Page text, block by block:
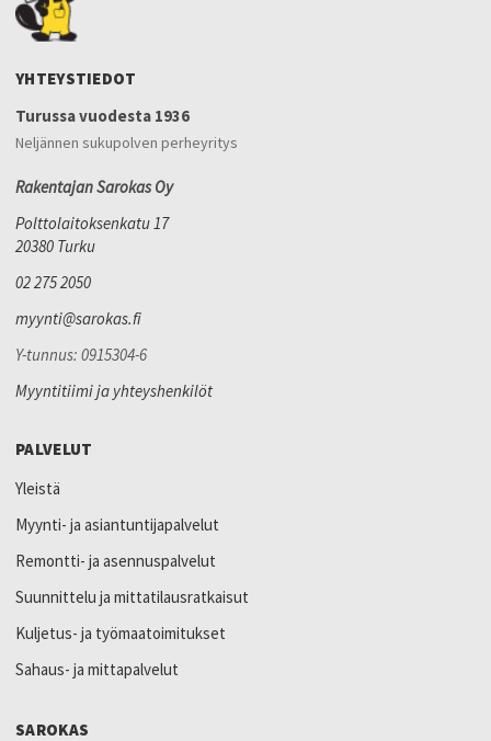
YHTEYSTIEDOT
Turussa vuodesta 1936
Neljännen sukupolven perheyritys
Rakentajan Sarokas Oy
Polttolaitoksenkatu 17
20380 Turku
02 275 2050
myynti@sarokas.fi
Y-tunnus: 0915304-6
Myyntitiimi ja yhteyshenkilöt
PALVELUT
Yleistä
Myynti- ja asiantuntijapalvelut
Remontti- ja asennuspalvelut
Suunnittelu ja mittatilausratkaisut
Kuljetus- ja työmaatoimitukset
Sahaus- ja mittapalvelut
SAROKAS